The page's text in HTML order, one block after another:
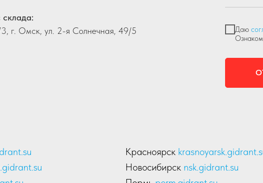
склада:
г. Омск, ул. 2-я Солнечная, 49/5
Даю
Красноярск
Новосибирск nsk.gidrant.su